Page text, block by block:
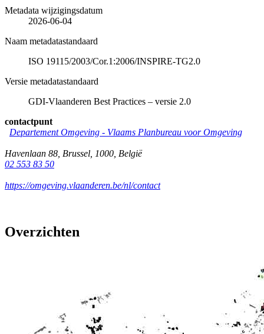
Metadata wijzigingsdatum
2026-06-04
Naam metadatastandaard
ISO 19115/2003/Cor.1:2006/INSPIRE-TG2.0
Versie metadatastandaard
GDI-Vlaanderen Best Practices – versie 2.0
contactpunt
Departement Omgeving - Vlaams Planbureau voor Omgeving
Havenlaan 88 Brussel 1000 België
02 553 83 50
https://omgeving.vlaanderen.be/nl/contact
Overzichten